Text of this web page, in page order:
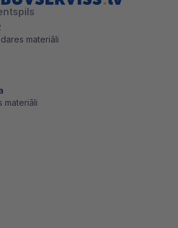
materiāli
materiāli